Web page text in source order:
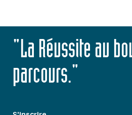
"La Réussite au
parcours."